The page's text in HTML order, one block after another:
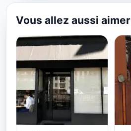
Vous allez aussi aimer